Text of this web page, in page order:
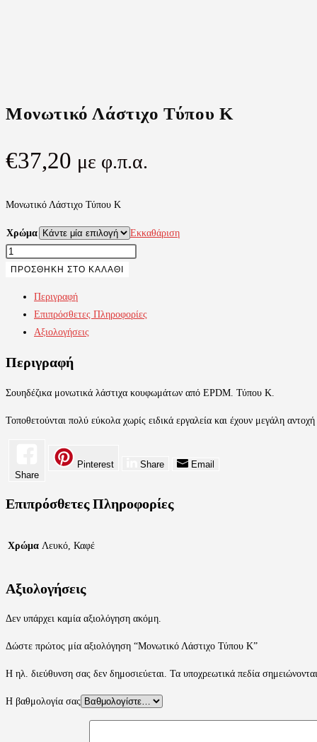
Μονωτικό Λάστιχο Τύπου Κ
€37,20 με φ.π.α.
Μονωτικό Λάστιχο Τύπου Κ
Χρώμα
Εκκαθάριση
Μονωτικό
Λάστιχο
ποσότητα
ΠΡΟΣΘΉΚΗ ΣΤΟ ΚΑΛΆΘΙ
Περιγραφή
Επιπρόσθετες Πληροφορίες
Αξιολογήσεις
Περιγραφή
Σουηδέζικα μονωτικά λάστιχα κουφωμάτων από EPDM. Τύπου Κ.
Τοποθετούνται πολύ εύκολα χωρίς ειδικά εργαλεία και έχουν μεγάλη
Share
Pinterest Share Email
Επιπρόσθετες Πληροφορίες
Χρώμα Λευκό, Καφέ
Αξιολογήσεις
Δεν υπάρχει καμία αξιολόγηση ακόμη.
Δώστε πρώτος μία αξιολόγηση “Μονωτικό Λάστιχο Τύπου Κ”
Η ηλ. διεύθυνση σας δεν δημοσιεύεται. Τα υποχρεωτικά πεδία
Η βαθμολογία σας